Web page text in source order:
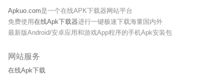
Apkuo.com是一个在线APK下载器网站平台
免费使用在线Apk下载器进行一键极速下载海量国内外
最新版Android/安卓应用和游戏App程序的手机Apk安装包
网站服务
在线Apk下载